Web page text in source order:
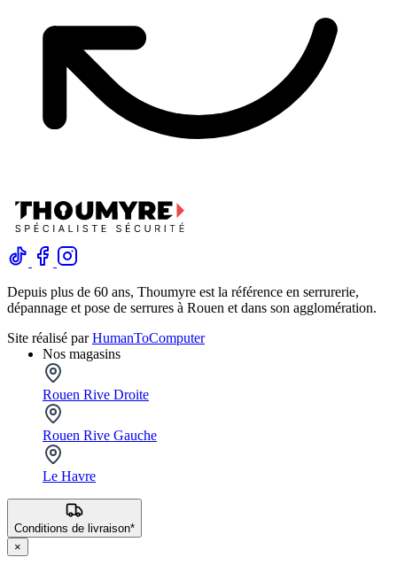
Depuis plus de 60 ans, Thoumyre est la référence en serrurerie,
dépannage et pose de serrures à Rouen et dans son agglomération.
Site réalisé parHumanToComputer
Nos magasins
Rouen Rive Droite
Rouen Rive Gauche
Le Havre
Conditions de livraison*
×